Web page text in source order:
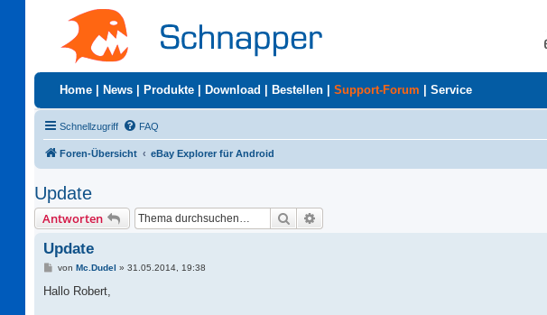
Home News Produkte Download Bestellen Support-Forum Service
Schnellzugriff FAQ
Foren-Übersicht eBay Explorer für Android
Update
Antworten Suche
Update
B
i
von Mc.Dudel » 31.05.2014, 19:38
Hallo Robert,